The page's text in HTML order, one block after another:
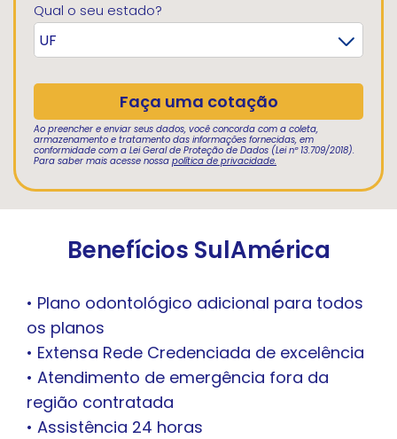
Qual o seu estado?
Ao preencher e enviar seus dados, você concorda com a coleta,
armazenamento e tratamento das informações fornecidas, em
conformidade com a Lei Geral de Proteção de Dados (Lei nº 13.709/2018).
Para saber mais acesse nossa política de privacidade.
Benefícios SulAmérica
• Plano odontológico adicional para todos
os planos
• Extensa Rede Credenciada de excelência
• Atendimento de emergência fora da
região contratada
• Assistência 24 horas